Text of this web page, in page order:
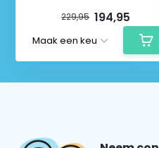
229,95 194,95